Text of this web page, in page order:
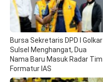
Bursa Sekretaris DPD I Golkar
Sulsel Menghangat, Dua
Nama Baru Masuk Radar Tim
Formatur IAS